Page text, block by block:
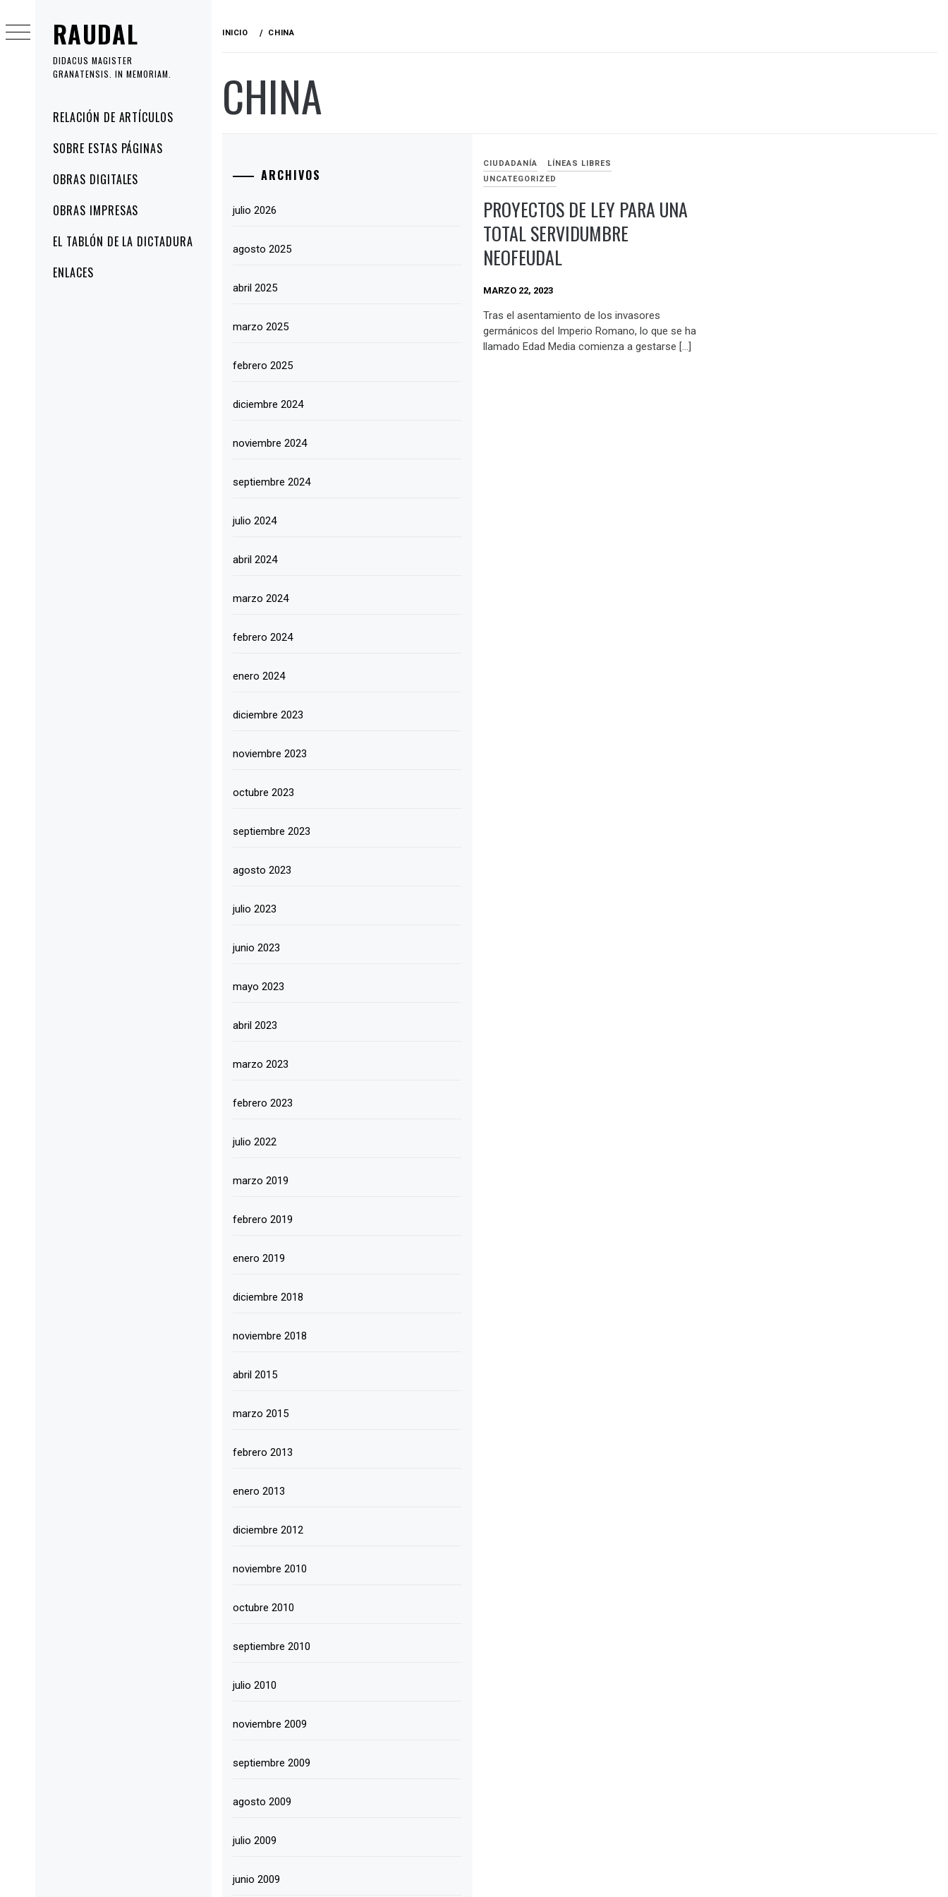
RAUDAL
DIDACUS MAGISTER
GRANATENSIS. IN MEMORIAM.
Menú
principal
RELACIÓN DE ARTÍCULOS
SOBRE ESTAS PÁGINAS
OBRAS DIGITALES
OBRAS IMPRESAS
EL TABLÓN DE LA DICTADURA
ENLACES
al
contenido
INICIO CHINA
CHINA
CIUDADANÍA
LÍNEAS LIBRES
UNCATEGORIZED
PROYECTOS DE LEY PARA UNA
TOTAL SERVIDUMBRE
NEOFEUDAL
MARZO 22, 2023
Tras el asentamiento de los invasores
germánicos del Imperio Romano, lo que se ha
llamado Edad Media comienza a gestarse […]
ARCHIVOS
julio 2026
agosto 2025
abril 2025
marzo 2025
febrero 2025
diciembre 2024
noviembre 2024
septiembre 2024
julio 2024
abril 2024
marzo 2024
febrero 2024
enero 2024
diciembre 2023
noviembre 2023
octubre 2023
septiembre 2023
agosto 2023
julio 2023
junio 2023
mayo 2023
abril 2023
marzo 2023
febrero 2023
julio 2022
marzo 2019
febrero 2019
enero 2019
diciembre 2018
noviembre 2018
abril 2015
marzo 2015
febrero 2013
enero 2013
diciembre 2012
noviembre 2010
octubre 2010
septiembre 2010
julio 2010
noviembre 2009
septiembre 2009
agosto 2009
julio 2009
junio 2009